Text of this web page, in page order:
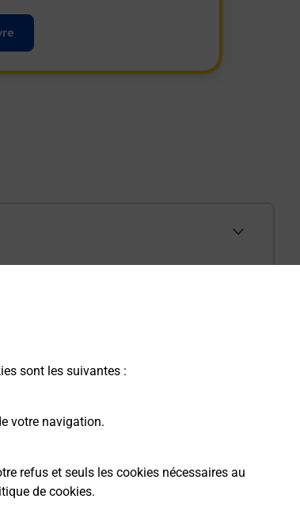
sont les suivantes :
votre navigation.
refus et seuls les cookies nécessaires au
de cookies.